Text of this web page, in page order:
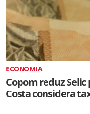
ECONOMIA
Copom reduz
Costa considera